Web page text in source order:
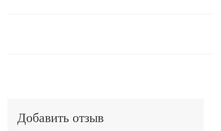
Добавить отзыв